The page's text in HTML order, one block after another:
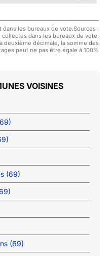
les bureaux de vote.Sources :
dans les bureaux de vote.
deuxième décimale, la somme des
peut ne pas être égale à 100%
VOISINES
(69)
(69)